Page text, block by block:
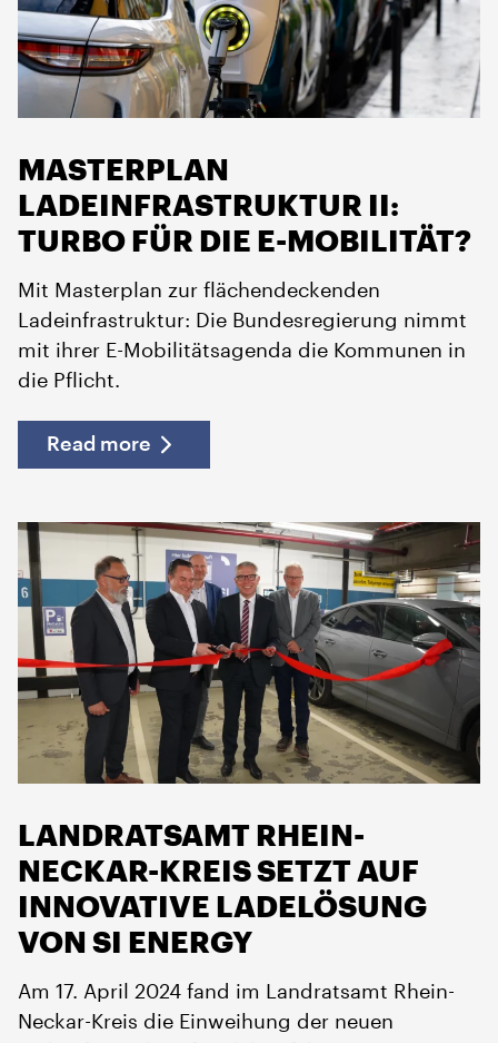
MASTERPLAN
LADEINFRASTRUKTUR II:
TURBO FÜR DIE E-MOBILITÄT?
Mit Masterplan zur flächendeckenden
Ladeinfrastruktur: Die Bundesregierung nimmt
mit ihrer E-Mobilitätsagenda die Kommunen in
die Pflicht.
Read more
LANDRATSAMT RHEIN-
NECKAR-KREIS SETZT AUF
INNOVATIVE LADELÖSUNG
VON SI ENERGY
Am 17. April 2024 fand im Landratsamt Rhein-
Neckar-Kreis die Einweihung der neuen